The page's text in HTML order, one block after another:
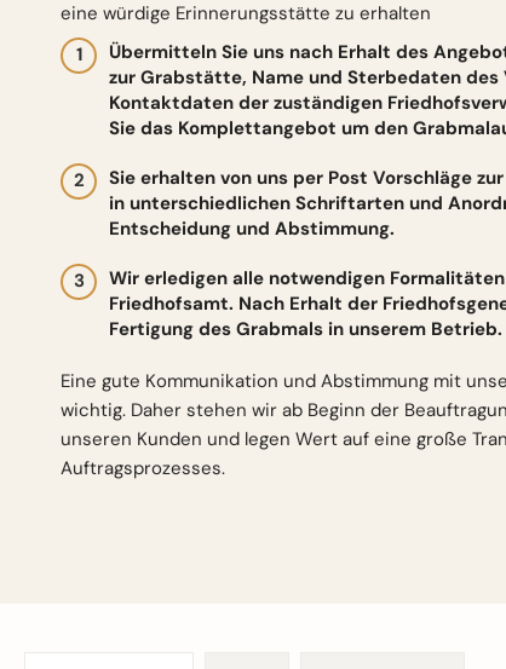
eine würdige Erinnerungsstätte zu erhalten
Übermitteln Sie uns nach Erhalt des
zur Grabstätte, Name und Sterbedaten des
Kontaktdaten der zuständigen
Sie das Komplettangebot um den
Sie erhalten von uns per Post Vorschläge
in unterschiedlichen Schriftarten und
Entscheidung und Abstimmung.
Wir erledigen alle notwendigen
Friedhofsamt. Nach Erhalt der
Fertigung des Grabmals in unserem Betrieb.
Eine gute Kommunikation und Abstimmung mit
wichtig. Daher stehen wir ab Beginn der
unseren Kunden und legen Wert auf eine große
Auftragsprozesses.